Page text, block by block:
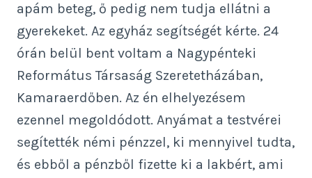
apám beteg, ő pedig nem tudja ellátni a
gyerekeket. Az egyház segítségét kérte. 24
órán belül bent voltam a Nagypénteki
Református Társaság Szeretetházában,
Kamaraerdőben. Az én elhelyezésem
ezennel megoldódott. Anyámat a testvérei
segítették némi pénzzel, ki mennyivel tudta,
és ebből a pénzből fizette ki a lakbért, ami